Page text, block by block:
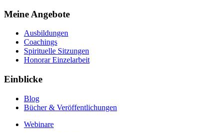
Meine Angebote
Ausbildungen
Coachings
Spirituelle Sitzungen
Honorar Einzelarbeit
Einblicke
Blog
Bücher & Veröffentlichungen
Webinare